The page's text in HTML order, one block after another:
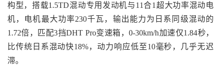
构型，搭载1.5TD混动专用发动机与11合1超大功率混动电
机，电机最大功率230千瓦，输出能力为日系同级混动的
1.72倍，匹配3挡DHT Pro变速箱，0-30km/h加速仅1.84秒，
比传统日系混动快18%，动力响应低至10毫秒，几乎无迟
滞。